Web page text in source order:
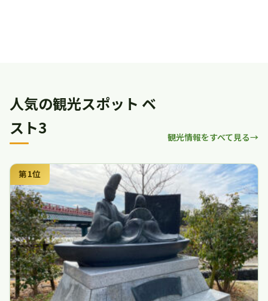
人気の観光スポット ベ
スト3
観光情報をすべて見る
第1位